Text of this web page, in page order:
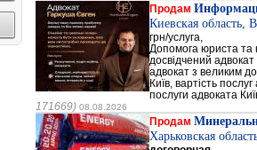
Продам
Киевская область,
грн/услуга,
Допомога юриста та
досвідчений
адвокат з великим
Київ, вартість
послуги адвоката
171669) 08.08.2026
Продам
Харьковская